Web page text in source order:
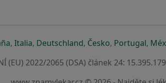
záložce
v nové záložce
se otevře v nové záložce
, Italiase otevře v nové záložce
, Deutschlandse otevře v nové
, Českose otevře v
, Portugalse
,
(EU) 2022/2065 (DSA) článek 24: